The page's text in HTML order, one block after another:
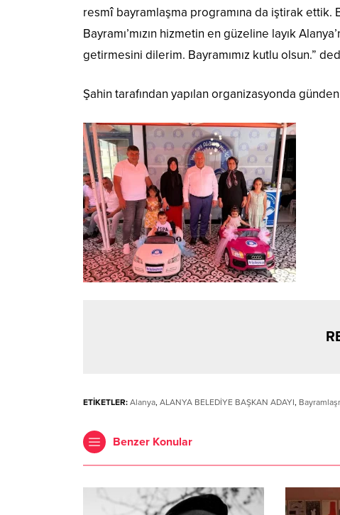
resmî bayramlaşma programına da iştirak ettik.
Bayramı’mızın hizmetin en güzeline layık
getirmesini dilerim. Bayramımız kutlu olsun.”
Şahin tarafından yapılan organizasyonda
ETİKETLER: Alanya, ALANYA BELEDİYE BAŞKAN ADAYI,
Benzer Konular